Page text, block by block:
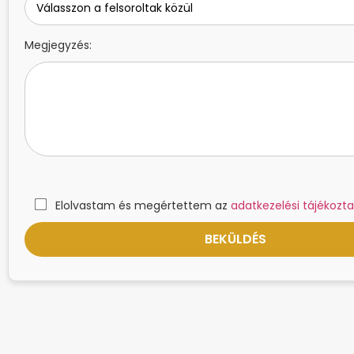
Megjegyzés:
Elolvastam és megértettem az adatkezelési